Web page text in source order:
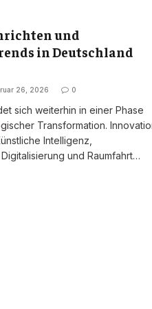
und
in Deutschland
26, 2026 0
sich weiterhin in einer Phase
Transformation.
Intelligenz,
und Raumfahrt…